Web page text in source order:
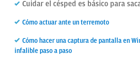
Cuidar el césped es básico para
Cómo actuar ante un terremoto
Cómo hacer una captura de pantalla en
infalible paso a paso